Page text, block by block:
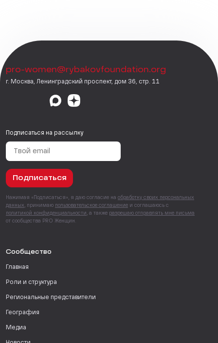
pro-women@rybakovfoundation.org
г. Москва, Ленинградский проспект, дом 36, стр. 11
Подписаться на рассылку
Подписаться
Нажимая «Подписаться», я даю согласие на обработку своих персональных
данных , принимаю пользовательское соглашение и соглашаюсь с
политикой конфиденциальности , а также разрешаю отправлять мне письма
от сообщества PRO Женщин.
Сообщество
Главная
Роли и структура
Региональные представители
География
Медиа